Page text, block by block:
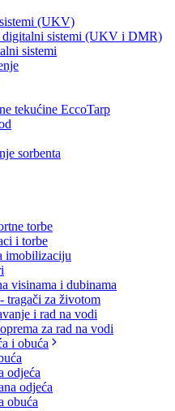
(UKV)
digitalni sistemi (UKV i DMR)
sistemi
tekućine EccoTarp
sorbenta
torbe
i torbe
imobilizaciju
visinama i dubinama
tragači za životom
i rad na vodi
za rad na vodi
i obuća
odjeća
odjeća
obuća